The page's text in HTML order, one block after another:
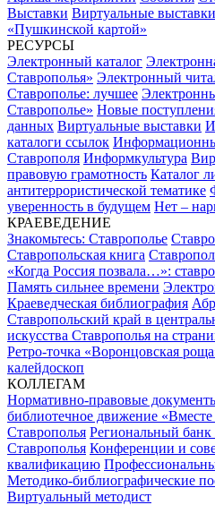
Выставки Виртуальные выставки
«Пушкинской картой»
РЕСУРСЫ
Электронный каталог
Ставрополья» Электронный
Ставрополье: лучшее
Ставрополье» Новые
данных Виртуальные выставки
каталоги ссылок
Ставрополя Информкультура
правовую грамотность Каталог
антитеррористической тематике
уверенность в будущем Нет –
КРАЕВЕДЕНИЕ
Знакомьтесь: Ставрополье
Ставропольская книга
«Когда Россия позвала…»:
Память сильнее времени
Краеведческая библиография
Ставропольский край в
искусства Ставрополья на
Ретро-точка «Воронцовская
калейдоскоп
КОЛЛЕГАМ
Нормативно-правовые
библиотечное движение «Вместе
Ставрополья Региональный
Ставрополья Конференции и
квалификацию
Методико-библиографические
Виртуальный методист